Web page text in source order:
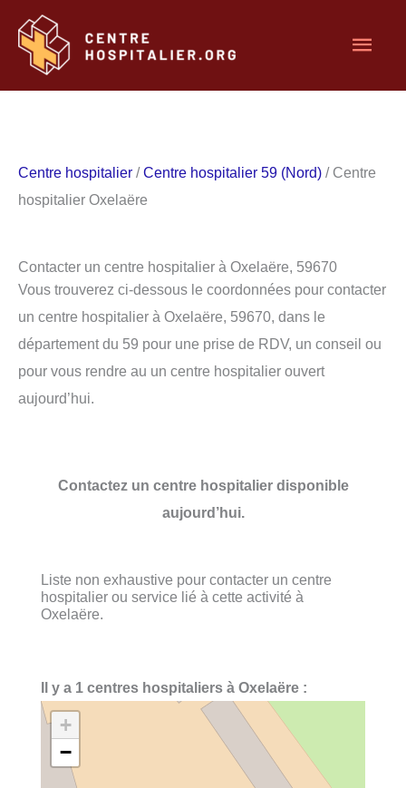
contenu
Centre hospitalier /Centre hospitalier 59 (Nord) / Centre
hospitalier Oxelaëre
Contacter un centre hospitalier à Oxelaëre, 59670
Vous trouverez ci-dessous le coordonnées pour contacter
un centre hospitalier à Oxelaëre, 59670, dans le
département du 59 pour une prise de RDV, un conseil ou
pour vous rendre au un centre hospitalier ouvert
aujourd’hui.
Contactez un centre hospitalier disponible
aujourd’hui.
Liste non exhaustive pour contacter un centre
hospitalier ou service lié à cette activité à
Oxelaëre.
Il y a 1 centres hospitaliers à Oxelaëre :
+
−